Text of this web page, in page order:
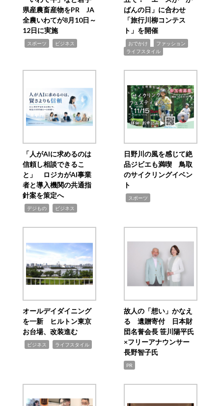
県産農畜産物をPR JA
全農いわてが8月10日～
12日に実施
スポーツ ビジネス
ばんの日」に合わせ
「旅行川柳コンテス
ト」を開催
おでかけ ファッション
ライフスタイル
「人がAIに求めるのは
信頼し相談できるこ
と」 ロジカがAI事業
者と導入機関の共通指
針案を策定へ
デジもの ビジネス
日野川の風を感じて絶
品ジビエも満喫 鳥取
のサイクリングイベン
ト
スポーツ
オールデイダイニング
を一新 ヒルトン東京
お台場、改装進む
ビジネス ライフスタイル
故人の「想い」かなえ
る 遺贈寄付 日本財
団名誉会長 笹川陽平氏
×フリーアナウンサー
長野智子氏
PR